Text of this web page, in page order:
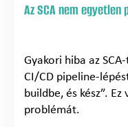
Az SCA nem egyetlen
Gyakori hiba az
CI/CD pipeline-
buildbe, és kész”.
problémát.